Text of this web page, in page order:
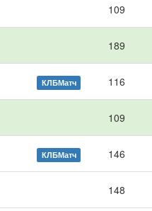
109
189
КЛБМатч 116
109
КЛБМатч 146
148